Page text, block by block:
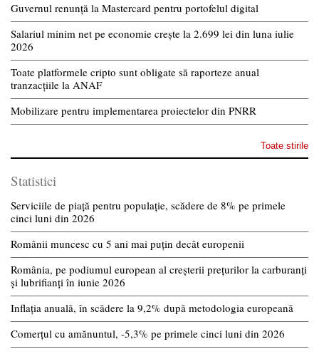
Guvernul renunță la Mastercard pentru portofelul digital
Salariul minim net pe economie crește la 2.699 lei din luna iulie
2026
Toate platformele cripto sunt obligate să raporteze anual
tranzacțiile la ANAF
Mobilizare pentru implementarea proiectelor din PNRR
Toate stirile
Statistici
Serviciile de piață pentru populație, scădere de 8% pe primele
cinci luni din 2026
Românii muncesc cu 5 ani mai puțin decât europenii
România, pe podiumul european al creșterii prețurilor la carburanți
și lubrifianți în iunie 2026
Inflația anuală, în scădere la 9,2% după metodologia europeană
Comerțul cu amănuntul, -5,3% pe primele cinci luni din 2026